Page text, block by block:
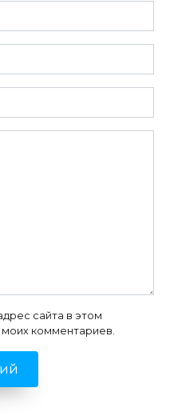
сайта в этом
комментариев.